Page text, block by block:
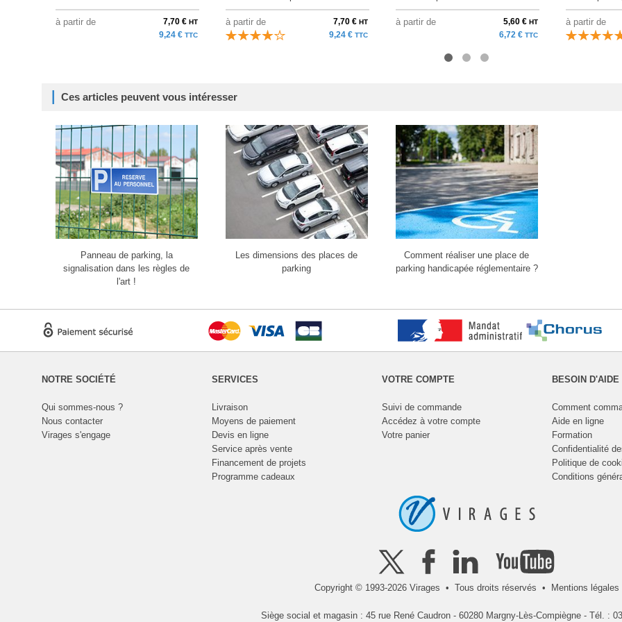
à partir de 7,70 € HT
9,24 € TTC
à partir de 7,70 € HT
9,24 € TTC
à partir de 5,60 € HT
6,72 € TTC
à partir de
Ces articles peuvent vous intéresser
Panneau de parking, la
signalisation dans les règles de
l'art !
Les dimensions des places de
parking
Comment réaliser une place de
parking handicapée réglementaire ?
NOTRE SOCIÉTÉ
Qui sommes-nous ?
Nous contacter
Virages s'engage
SERVICES
Livraison
Moyens de paiement
Devis en ligne
Service après vente
Financement de projets
Programme cadeaux
VOTRE COMPTE
Suivi de commande
Accédez à votre compte
Votre panier
BESOIN D'AIDE
Comment
Aide en ligne
Formation
Confidentialité
Politique de
Conditions
Copyright © 1993-2026 Virages • Tous droits réservés • Mentions légales
Siège social et magasin : 45 rue René Caudron - 60280 Margny-Lès-Compiègne - Tél. :